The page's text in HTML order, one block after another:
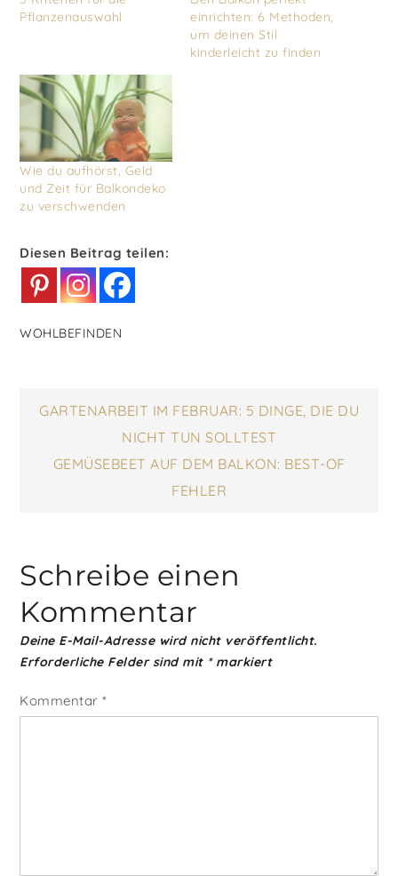
Pflanzenauswahl
einrichten: 6 Methoden,
um deinen Stil
kinderleicht zu finden
Wie du aufhörst, Geld
und Zeit für Balkondeko
zu verschwenden
Diesen Beitrag teilen:
WOHLBEFINDEN
GARTENARBEIT IM FEBRUAR: 5 DINGE, DIE DU
NICHT TUN SOLLTEST
GEMÜSEBEET AUF DEM BALKON: BEST-OF
FEHLER
Schreibe einen
Kommentar
Deine E-Mail-Adresse wird nicht veröffentlicht.
Erforderliche Felder sind mit *markiert
Kommentar*